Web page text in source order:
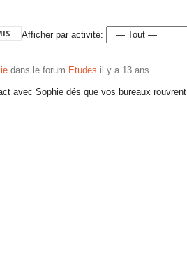
Afficher par activité:
dans le forum Etudes il y a 13 ans
avec Sophie dés que vos bureaux rouvrent